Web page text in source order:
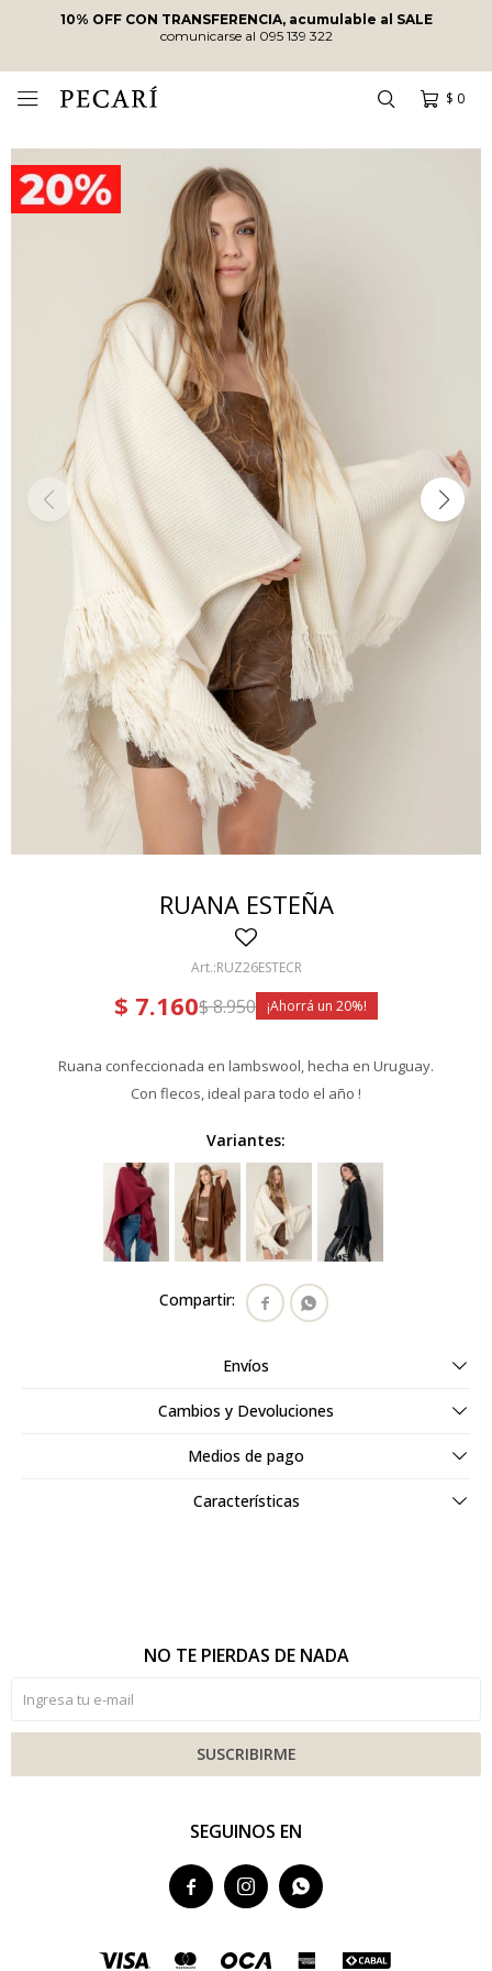
10% OFF CON TRANSFERENCIA, acumulable al SALE
comunicarse al 095 139 322
$ 0

RUANA ESTEÑA
RUZ26ESTECR
$ 7.160$8.950 20
Ruana confeccionada en lambswool, hecha en Uruguay.
Con flecos, ideal para todo el año !
Variantes:
 
Envíos
Cambios y Devoluciones
Medios de pago
Características
SEGUINOS EN
  
NO TE PIERDAS DE NADA
SUSCRIBIRME